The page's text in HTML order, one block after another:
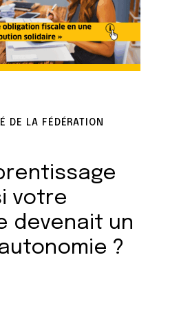
votre
devenait un
?
DE LA FÉDÉRATION